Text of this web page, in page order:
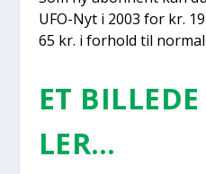
UFO-Nyt i 2003 for kr.
65 kr. i for­hold til
ET
LER…